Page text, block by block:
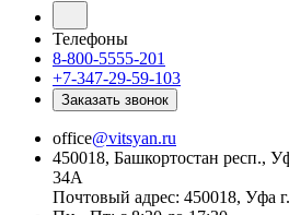
Телефоны
8-800-5555-201
+7-347-29-59-103
Заказать звонок
office@vitsyan.ru
450018, Башкортостан респ.,
34А
Почтовый адрес: 450018, Уфа